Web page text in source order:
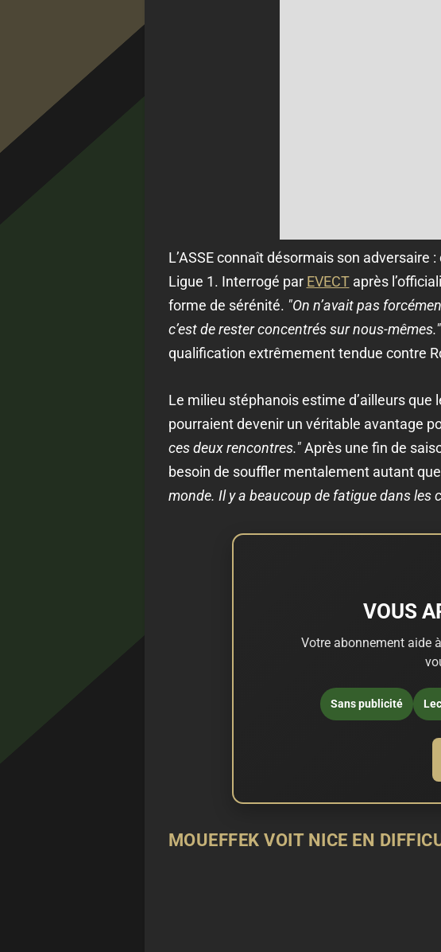
L’ASSE connaît désormais son adversaire
Ligue 1. Interrogé par EVECTaprès
forme de sérénité. "On n’avait pas
c’est de rester concentrés sur nous-mêmes."
qualification extrêmement tendue contre
Le milieu stéphanois estime d’ailleurs
pourraient devenir un véritable avantage
ces deux rencontres."Après une fin de
besoin de souffler mentalement autant
monde. Il y a beaucoup de fatigue dans les
VOUS
Votre abonnement aide
Sans publicité
MOUEFFEK VOIT NICE EN